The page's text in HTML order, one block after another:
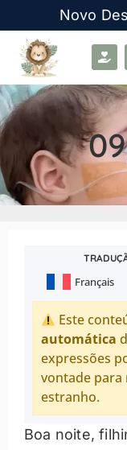
Novo
Français
Este
automática
expressões
vontade para
estranho.
Boa noite,